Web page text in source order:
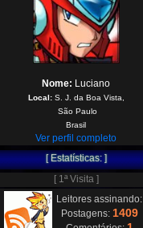
Nome: Luciano
Local:S. J. da Boa Vista,
São Paulo
Brasil
Ver perfil completo
[ Estatísticas: ]
[ 1ª Visita ]
Leitores assinando:
Postagens: 1409